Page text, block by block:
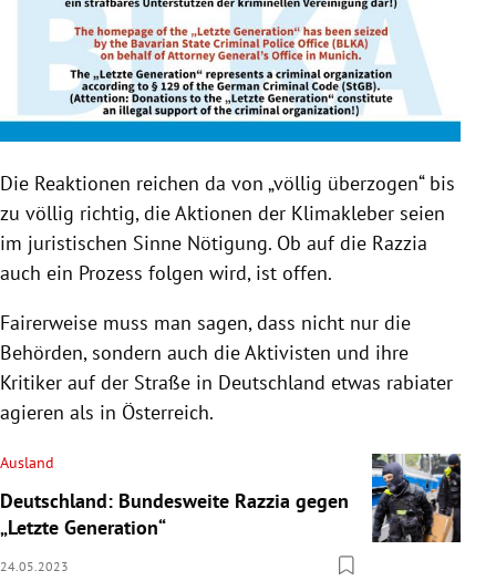
Die Reaktionen reichen da von „völlig überzogen“ bis
zu völlig richtig, die Aktionen der Klimakleber seien
im juristischen Sinne Nötigung. Ob auf die Razzia
auch ein Prozess folgen wird, ist offen.
Fairerweise muss man sagen, dass nicht nur die
Behörden, sondern auch die Aktivisten und ihre
Kritiker auf der Straße in Deutschland etwas rabiater
agieren als in Österreich.
Ausland
Deutschland: Bundesweite Razzia gegen
„Letzte Generation“
24.05.2023